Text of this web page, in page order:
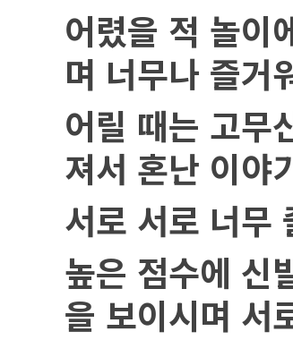
어렸을 적 놀이
며 너무나 즐거
어릴 때는 고무
져서 혼난 이야
서로 서로 너무
높은 점수에 신
을 보이시며 서